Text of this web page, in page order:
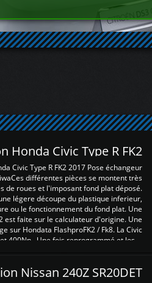
Honda Civic Type R FK2
Civic Type R FK2 2017 Pose échangeur
différentes pièces se montent très
de roues et l'imposant fond plat déposé.
légere découpe du plastique inferieur,
ou le fonctionnement du fond plat. Une
est faite sur le calculateur d'origine. Une
sur Hondata FlashproFK2 / Fk8. La Civic
400Nn , Une fois reprogrammé et les ...
Nissan 240Z SR20DET